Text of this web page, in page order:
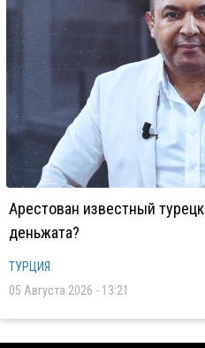
Арестован известный
деньжата?
ТУРЦИЯ
05 Августа 2026 - 13:21